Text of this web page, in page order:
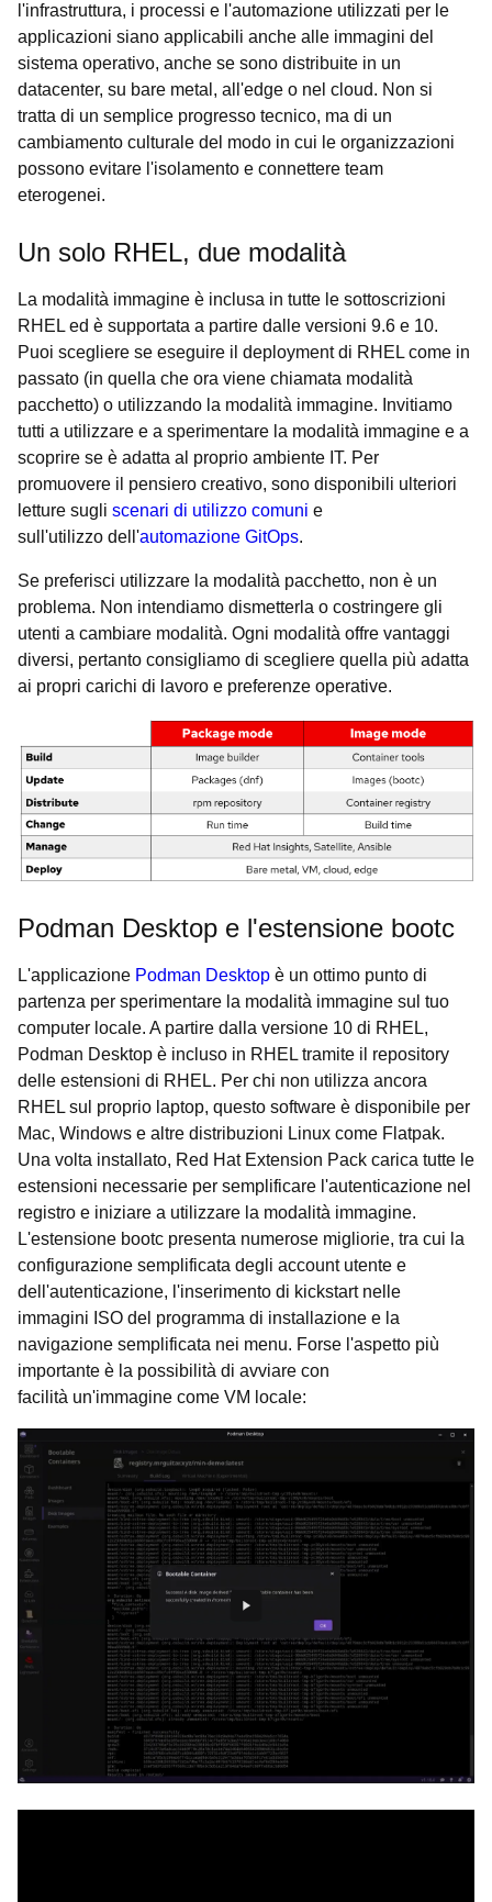
l'infrastruttura, i processi e l'automazione utilizzati per le
applicazioni siano applicabili anche alle immagini del
sistema operativo, anche se sono distribuite in un
datacenter, su bare metal, all'edge o nel cloud. Non si
tratta di un semplice progresso tecnico, ma di un
cambiamento culturale del modo in cui le organizzazioni
possono evitare l'isolamento e connettere team
eterogenei.
Un solo RHEL, due modalità
La modalità immagine è inclusa in tutte le sottoscrizioni
RHEL ed è supportata a partire dalle versioni 9.6 e 10.
Puoi scegliere se eseguire il deployment di RHEL come in
passato (in quella che ora viene chiamata modalità
pacchetto) o utilizzando la modalità immagine. Invitiamo
tutti a utilizzare e a sperimentare la modalità immagine e a
scoprire se è adatta al proprio ambiente IT. Per
promuovere il pensiero creativo, sono disponibili ulteriori
letture sugli scenari di utilizzo comuni e
sull'utilizzo dell'automazione GitOps.
Se preferisci utilizzare la modalità pacchetto, non è un
problema. Non intendiamo dismetterla o costringere gli
utenti a cambiare modalità. Ogni modalità offre vantaggi
diversi, pertanto consigliamo di scegliere quella più adatta
ai propri carichi di lavoro e preferenze operative.
Podman Desktop e l'estensione bootc
L'applicazione Podman Desktop è un ottimo punto di
partenza per sperimentare la modalità immagine sul tuo
computer locale. A partire dalla versione 10 di RHEL,
Podman Desktop è incluso in RHEL tramite il repository
delle estensioni di RHEL. Per chi non utilizza ancora
RHEL sul proprio laptop, questo software è disponibile per
Mac, Windows e altre distribuzioni Linux come Flatpak.
Una volta installato, Red Hat Extension Pack carica tutte le
estensioni necessarie per semplificare l'autenticazione nel
registro e iniziare a utilizzare la modalità immagine.
L'estensione bootc presenta numerose migliorie, tra cui la
configurazione semplificata degli account utente e
dell'autenticazione, l'inserimento di kickstart nelle
immagini ISO del programma di installazione e la
navigazione semplificata nei menu. Forse l'aspetto più
importante è la possibilità di avviare con
facilità un'immagine come VM locale: